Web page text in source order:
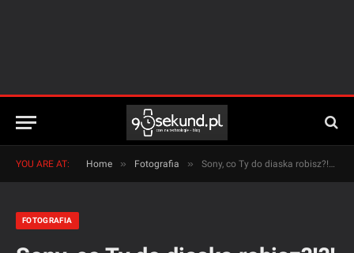
YOU ARE AT: Home » Fotografia » Sony, co Ty do diaska robisz?!?! Oto Xperia XZ2 z 4K HDR i podwójnym aparatem. Oficjalnie!
FOTOGRAFIA